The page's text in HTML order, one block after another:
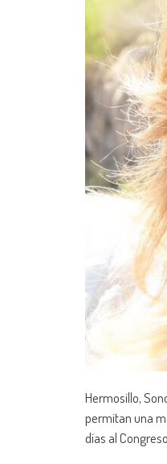
Hermosillo,
permitan una
días al